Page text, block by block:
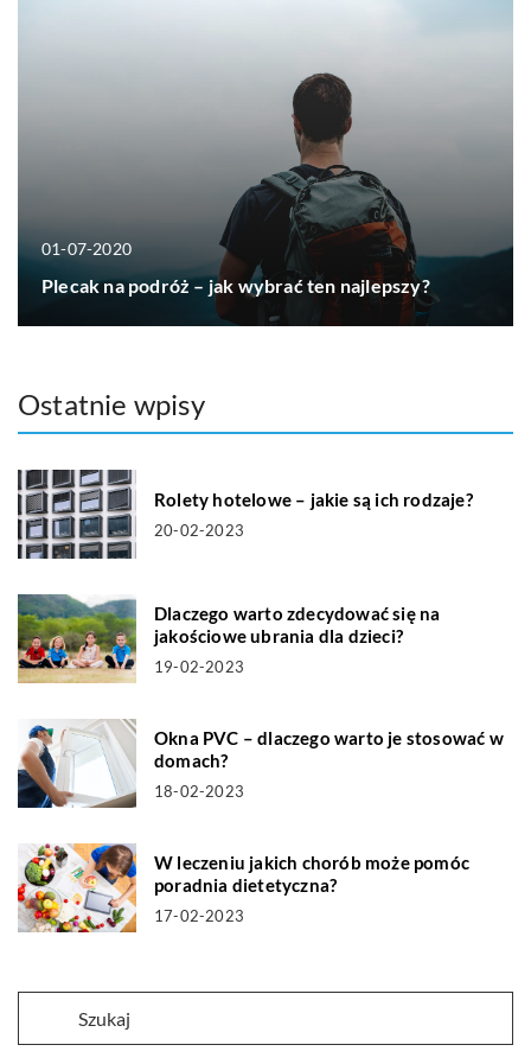
01-07-2020
Plecak na podróż – jak wybrać ten najlepszy?
Ostatnie wpisy
Rolety hotelowe – jakie są ich rodzaje?
20-02-2023
Dlaczego warto zdecydować się na
jakościowe ubrania dla dzieci?
19-02-2023
Okna PVC – dlaczego warto je stosować w
domach?
18-02-2023
W leczeniu jakich chorób może pomóc
poradnia dietetyczna?
17-02-2023